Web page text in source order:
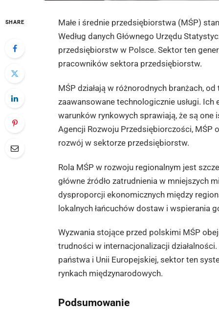
SHARE
Małe i średnie przedsiębiorstwa (MŚP)
Według danych Głównego Urzędu
przedsiębiorstw w Polsce. Sektor ten
pracowników sektora przedsiębiorstw.
MŚP działają w różnorodnych branżach,
zaawansowane technologicznie usługi.
warunków rynkowych sprawiają, że są one
Agencji Rozwoju Przedsiębiorczości, MŚP
rozwój w sektorze przedsiębiorstw.
Rola MŚP w rozwoju regionalnym jest
główne źródło zatrudnienia w mniejszych
dysproporcji ekonomicznych między
lokalnych łańcuchów dostaw i wspierania
Wyzwania stojące przed polskimi MŚP
trudności w internacjonalizacji
państwa i Unii Europejskiej, sektor ten
rynkach międzynarodowych.
Podsumowanie